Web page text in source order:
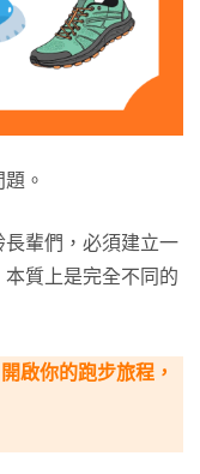
。
輩們，必須建立一
質上是完全不同的
啟你的跑步旅程，